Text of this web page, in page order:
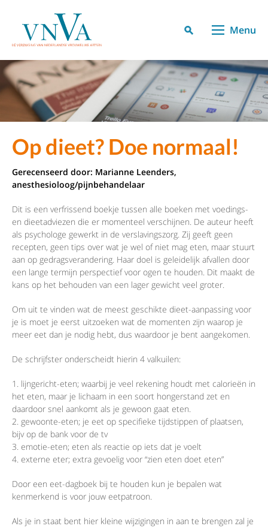
Menu
Op dieet? Doe normaal!
Gerecenseerd door: Marianne Leenders,
anesthesioloog/pijnbehandelaar
Dit is een verfrissend boekje tussen alle boeken met voedings-
en dieetadviezen die er momenteel verschijnen. De auteur heeft
als psychologe gewerkt in de verslavingszorg. Zij geeft geen
recepten, geen tips over wat je wel of niet mag eten, maar stuurt
aan op gedragsverandering. Haar doel is geleidelijk afvallen door
een lange termijn perspectief voor ogen te houden. Dit maakt de
kans op het behouden van een lager gewicht veel groter.
Om uit te vinden wat de meest geschikte dieet-aanpassing voor
je is moet je eerst uitzoeken wat de momenten zijn waarop je
meer eet dan je nodig hebt, dus waardoor je bent aangekomen.
De schrijfster onderscheidt hierin 4 valkuilen:
lijngericht-eten; waarbij je veel rekening houdt met calorieën in
het eten, maar je lichaam in een soort hongerstand zet en
daardoor snel aankomt als je gewoon gaat eten.
gewoonte-eten; je eet op specifieke tijdstippen of plaatsen,
bijv op de bank voor de tv
emotie-eten; eten als reactie op iets dat je voelt
externe eter; extra gevoelig voor “zien eten doet eten”
Door een eet-dagboek bij te houden kun je bepalen wat
kenmerkend is voor jouw eetpatroon.
Als je in staat bent hier kleine wijzigingen in aan te brengen zal je